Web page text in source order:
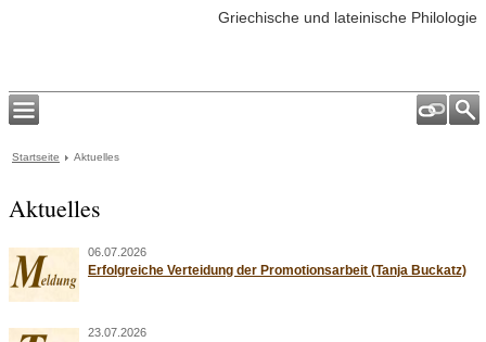
Griechische und lateinische Philologie
Startseite Aktuelles
Aktuelles
06.07.2026
Erfolgreiche Verteidung der Promotionsarbeit (Tanja Buckatz)
23.07.2026